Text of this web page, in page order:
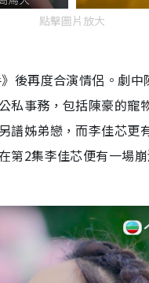
點擊圖片放大
後再度合演情侶。劇
私事務，包括陳豪的
譜姊弟戀，而李佳芯
第2集李佳芯便有一場